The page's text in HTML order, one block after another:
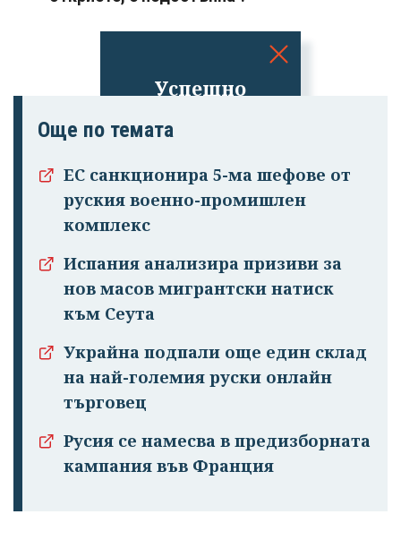
Успешно
профила си!
Още по темата
ЕС санкционира 5-ма шефове от
руския военно-промишлен
комплекс
Испания анализира призиви за
нов масов мигрантски натиск
към Сеута
Украйна подпали още един склад
на най-големия руски онлайн
търговец
Русия се намесва в предизборната
кампания във Франция